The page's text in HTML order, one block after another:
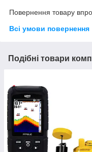
Повернення товару
Всі умови повернення
Подібні товари